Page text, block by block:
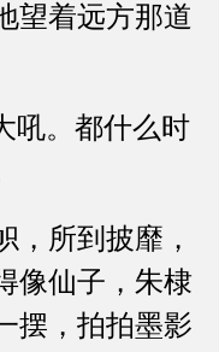
望着远方那道
。都什么时
所到披靡，
像仙子，朱棣
摆，拍拍墨影